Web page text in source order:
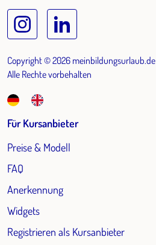
Copyright © 2026 meinbildungsurlaub.de
Alle Rechte vorbehalten
Für Kursanbieter
Preise & Modell
FAQ
Anerkennung
Widgets
Registrieren als Kursanbieter